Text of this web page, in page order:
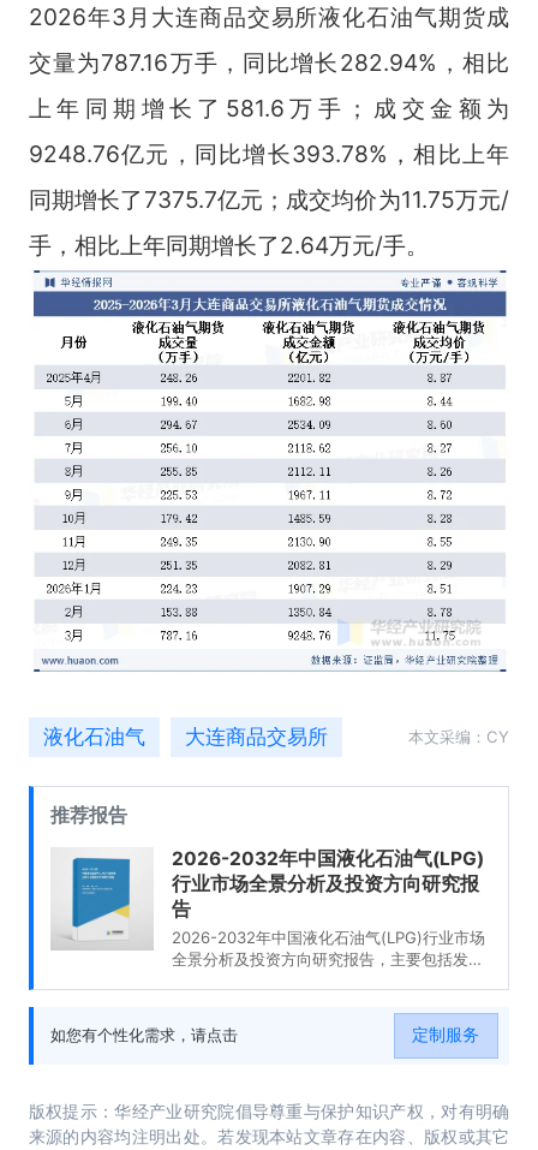
2026年3月大连商品交易所液化石油气期货成
交量为787.16万手，同比增长282.94%，相比
上年同期增长了581.6万手；成交金额为
9248.76亿元，同比增长393.78%，相比上年
同期增长了7375.7亿元；成交均价为11.75万元/
手，相比上年同期增长了2.64万元/手。
液化石油气 大连商品交易所 本文采编：CY
推荐报告
2026-2032年中国液化石油气(LPG)
行业市场全景分析及投资方向研究报
告
2026-2032年中国液化石油气(LPG)行业市场
全景分析及投资方向研究报告，主要包括发
如您有个性化需求，请点击
定制服务
版权提示：华经产业研究院倡导尊重与保护知识产权，对有明确
来源的内容均注明出处。若发现本站文章存在内容、版权或其它